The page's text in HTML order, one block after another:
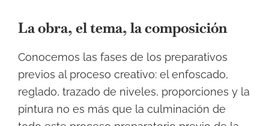
La obra, el tema, la composición
Conocemos las fases de los preparativos
previos al proceso creativo: el enfoscado,
reglado, trazado de niveles, proporciones y la
pintura no es más que la culminación de